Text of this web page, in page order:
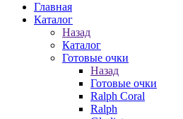
Главная
Каталог
Назад
Каталог
Готовые очки
Назад
Готовые очки
Ralph Coral
Ralph